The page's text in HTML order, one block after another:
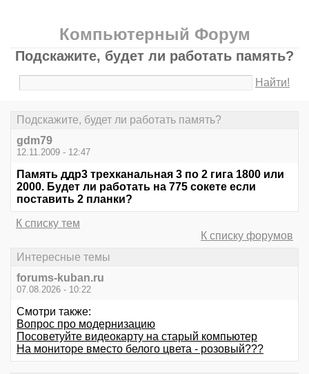
Компьютерный Форум
Подскажите, будет ли работать память?
Найти!
Подскажите, будет ли работать память?
gdm79
12.11.2009 - 12:47
Память ддр3 трехканальная 3 по 2 гига 1800 или
2000. Будет ли работать на 775 сокете если
поставить 2 планки?
К списку тем
К списку форумов
Интересные темы
forums-kuban.ru
07.08.2026 - 10:22
Смотри также:
Вопрос про модернизацию
Посоветуйте видеокарту на старый компьютер
На мониторе вместо белого цвета - розовый???